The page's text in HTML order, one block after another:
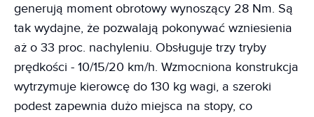
generują moment obrotowy wynoszący 28 Nm. Są
tak wydajne, że pozwalają pokonywać wzniesienia
aż o 33 proc. nachyleniu. Obsługuje trzy tryby
prędkości - 10/15/20 km/h. Wzmocniona konstrukcja
wytrzymuje kierowcę do 130 kg wagi, a szeroki
podest zapewnia dużo miejsca na stopy, co